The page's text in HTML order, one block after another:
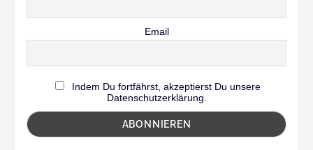
Email
Indem Du fortfährst, akzeptierst Du unsere
Datenschutzerklärung.